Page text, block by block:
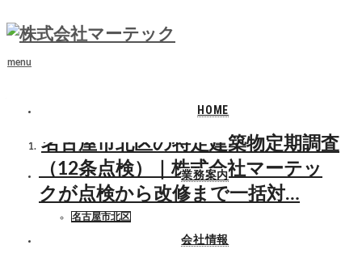
menu
HOME
業務案内
会社情報
名古屋市北区
名古屋市北区の特定建築物定期調査
（12条点検）｜株式会社マーテッ
クが点検から改修まで一括対…
名古屋市北区